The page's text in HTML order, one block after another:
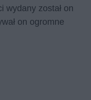
wy­da­ny został on
on ogromne